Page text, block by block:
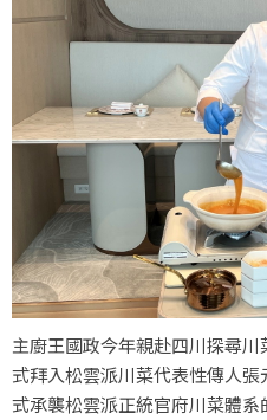
主廚王國政今年親赴四川探尋
式拜入松雲派川菜代表性傳人
式承襲松雲派正統官府川菜體